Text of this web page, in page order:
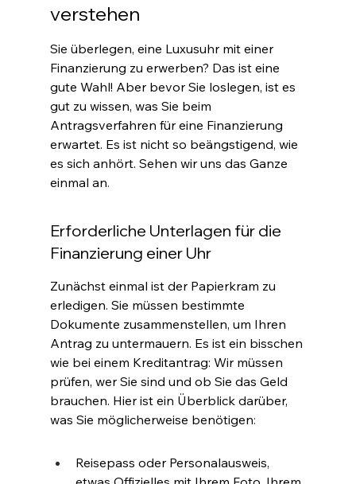
verstehen
Sie überlegen, eine Luxusuhr mit einer
Finanzierung zu erwerben? Das ist eine
gute Wahl! Aber bevor Sie loslegen, ist es
gut zu wissen, was Sie beim
Antragsverfahren für eine Finanzierung
erwartet. Es ist nicht so beängstigend, wie
es sich anhört. Sehen wir uns das Ganze
einmal an.
Erforderliche Unterlagen für die
Finanzierung einer Uhr
Zunächst einmal ist der Papierkram zu
erledigen. Sie müssen bestimmte
Dokumente zusammenstellen, um Ihren
Antrag zu untermauern. Es ist ein bisschen
wie bei einem Kreditantrag: Wir müssen
prüfen, wer Sie sind und ob Sie das Geld
brauchen. Hier ist ein Überblick darüber,
was Sie möglicherweise benötigen:
Reisepass oder Personalausweis,